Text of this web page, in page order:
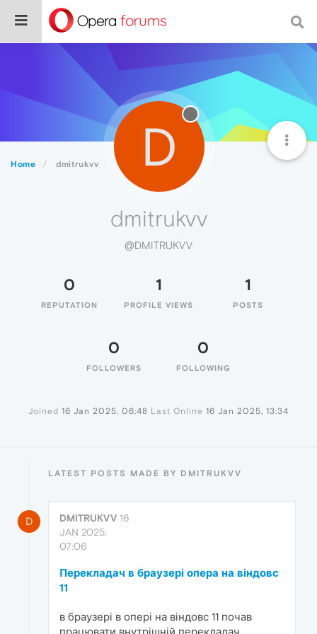
Home dmitrukvv D
dmitrukvv
@DMITRUKVV
0
REPUTATION
1
PROFILE VIEWS
1
POSTS
0
FOLLOWERS
0
FOLLOWING
Joined 16 Jan 2025, 06:48 Last Online 16 Jan 2025, 13:34
LATEST POSTS MADE BY DMITRUKVV
D DMITRUKVV 16
JAN 2025,
07:06
Перекладач в браузері опера на віндовс
11
в браузері в опері на віндовс 11 почав
працювати внутрішній перекладач